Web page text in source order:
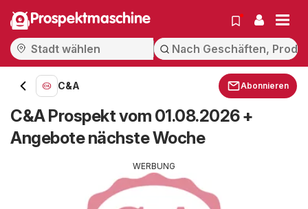
Prospektmaschine
C&A Abonnieren
C&A Prospekt vom 01.08.2026 +
Angebote nächste Woche
WERBUNG